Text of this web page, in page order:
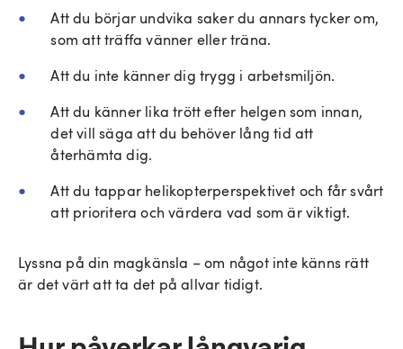
Att du börjar undvika saker du annars tycker om,
som att träffa vänner eller träna.
Att du inte känner dig trygg i arbetsmiljön.
Att du känner lika trött efter helgen som innan,
det vill säga att du behöver lång tid att
återhämta dig.
Att du tappar helikopterperspektivet och får svårt
att prioritera och värdera vad som är viktigt.
Lyssna på din magkänsla – om något inte känns rätt
är det värt att ta det på allvar tidigt.